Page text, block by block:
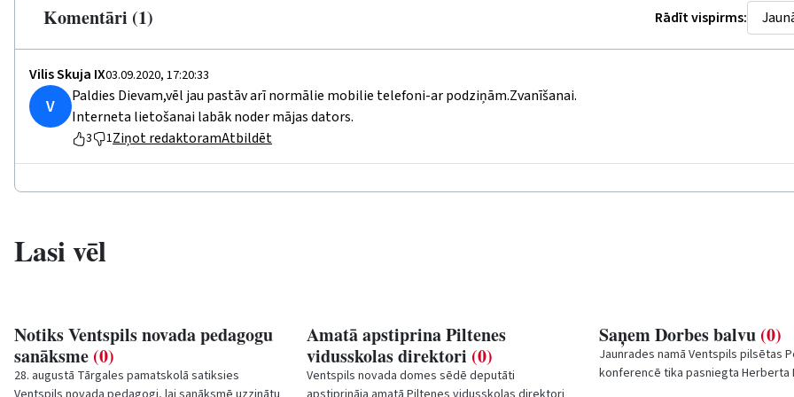
Komentāri (1) Rādīt vispirms:
Vilis Skuja IX03.09.2020, 17:20:33
V
Paldies Dievam,vēl jau pastāv arī normālie mobilie telefoni-ar podziņām.Zvanīšanai.
Interneta lietošanai labāk noder mājas dators.
3 1Ziņot redaktoramAtbildēt
Lasi vēl
Notiks Ventspils novada pedagogu
sanāksme (0)
28. augustā Tārgales pamatskolā satiksies
Amatā apstiprina Piltenes
vidusskolas direktori (0)
Ventspils novada domes sēdē deputāti
Saņem Dorbes balvu (0)
Jaunrades namā Ventspils pilsētas
konferencē tika pasniegta Herberta